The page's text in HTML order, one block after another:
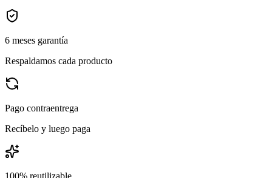
6 meses garantía
Respaldamos cada producto
Pago contraentrega
Recíbelo y luego paga
100% reutilizable